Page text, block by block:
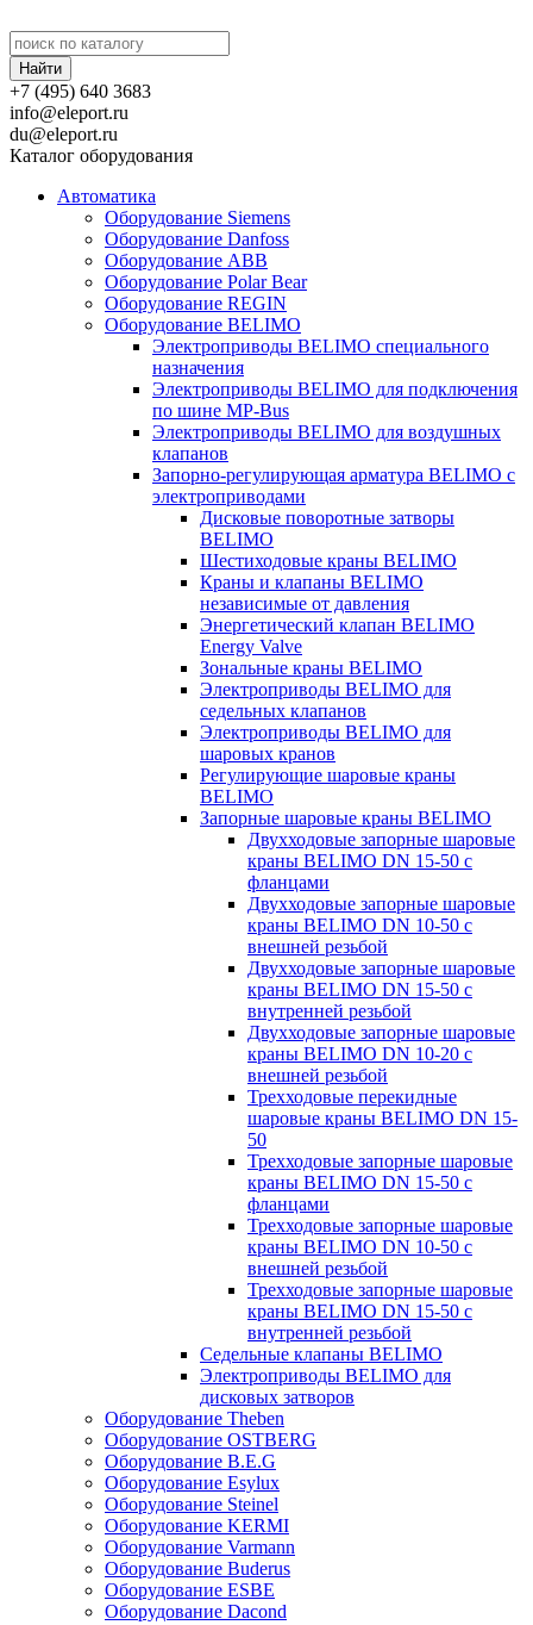
+7 (495) 640 3683
info@eleport.ru
du@eleport.ru
Каталог оборудования
Автоматика
Оборудование Siemens
Оборудование Danfoss
Оборудование ABB
Оборудование Polar Bear
Оборудование REGIN
Оборудование BELIMO
Электроприводы BELIMO специального
назначения
Электроприводы BELIMO для подключения
по шине MP-Bus
Электроприводы BELIMO для воздушных
клапанов
Запорно-регулирующая арматура BELIMO с
электроприводами
Дисковые поворотные затворы
BELIMO
Шестиходовые краны BELIMO
Краны и клапаны BELIMO
независимые от давления
Энергетический клапан BELIMO
Energy Valve
Зональные краны BELIMO
Электроприводы BELIMO для
седельных клапанов
Электроприводы BELIMO для
шаровых кранов
Регулирующие шаровые краны
BELIMO
Запорные шаровые краны BELIMO
Двухходовые запорные шаровые
краны BELIMO DN 15-50 с
фланцами
Двухходовые запорные шаровые
краны BELIMO DN 10-50 с
внешней резьбой
Двухходовые запорные шаровые
краны BELIMO DN 15-50 с
внутренней резьбой
Двухходовые запорные шаровые
краны BELIMO DN 10-20 с
внешней резьбой
Трехходовые перекидные
шаровые краны BELIMO DN 15-
50
Трехходовые запорные шаровые
краны BELIMO DN 15-50 с
фланцами
Трехходовые запорные шаровые
краны BELIMO DN 10-50 с
внешней резьбой
Трехходовые запорные шаровые
краны BELIMO DN 15-50 с
внутренней резьбой
Седельные клапаны BELIMO
Электроприводы BELIMO для
дисковых затворов
Оборудование Theben
Оборудование OSTBERG
Оборудование B.E.G
Оборудование Esylux
Оборудование Steinel
Оборудование KERMI
Оборудование Varmann
Оборудование Buderus
Оборудование ESBE
Оборудование Dacond